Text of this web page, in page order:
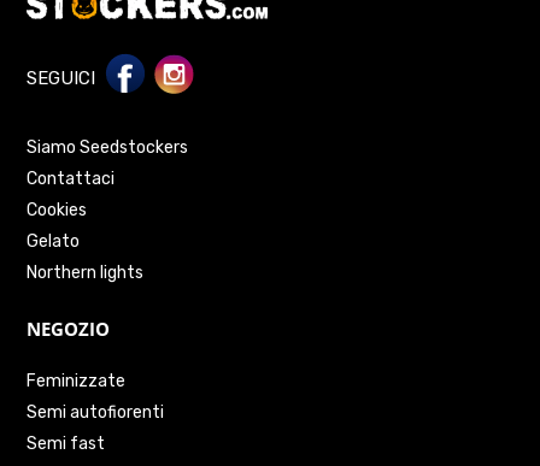
SEGUICI
Siamo Seedstockers
Contattaci
Cookies
Gelato
Northern lights
NEGOZIO
Feminizzate
Semi autofiorenti
Semi fast